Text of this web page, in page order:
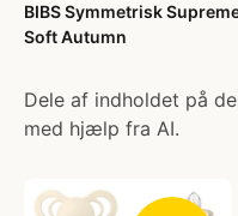
BIBS Symmetrisk
Soft Autumn
Dele af indholdet på
med hjælp fra AI.